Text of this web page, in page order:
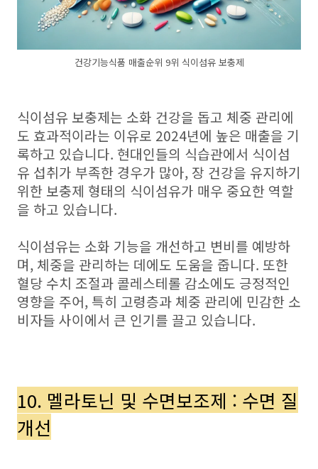
건강기능식품 매출순위 9위 식이섬유 보충제
식이섬유 보충제는 소화 건강을 돕고 체중 관리에
도 효과적이라는 이유로 2024년에 높은 매출을 기
록하고 있습니다. 현대인들의 식습관에서 식이섬
유 섭취가 부족한 경우가 많아, 장 건강을 유지하기
위한 보충제 형태의 식이섬유가 매우 중요한 역할
을 하고 있습니다.
식이섬유는 소화 기능을 개선하고 변비를 예방하
며, 체중을 관리하는 데에도 도움을 줍니다. 또한
혈당 수치 조절과 콜레스테롤 감소에도 긍정적인
영향을 주어, 특히 고령층과 체중 관리에 민감한 소
비자들 사이에서 큰 인기를 끌고 있습니다.
10. 멜라토닌 및 수면보조제 : 수면 질
개선